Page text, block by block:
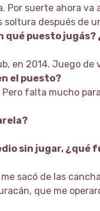
Por suerte ahora va
soltura después de
qué puesto
en 2014. Juego de
el puesto?
falta mucho
sin jugar, ¿qué
sacó de las
que me